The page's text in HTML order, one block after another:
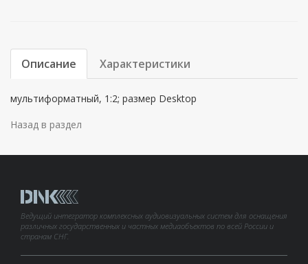
Описание Характеристики
мультиформатный, 1:2; размер Desktop
Назад в раздел
Ведущий интегратор комплексных аудиовизуальных систем для оснащения
различных государственных и частных медиаобъектов по всей России и
странам СНГ.